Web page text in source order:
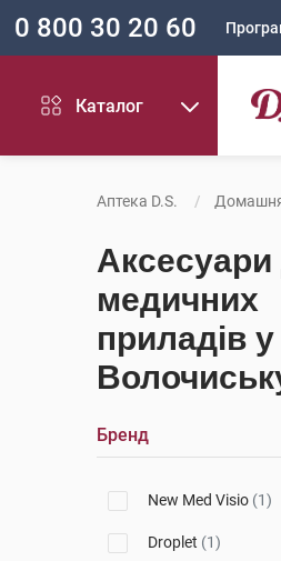
0 800 30 20 60
Каталог
Аптека D.S.
Аксесуари
медичних
приладів у
Бренд
New Med Visio (1)
Droplet (1)